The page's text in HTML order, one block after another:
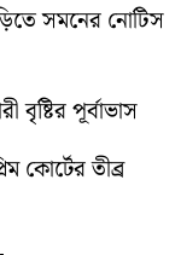
সমনের নোটিস
পূর্বাভাস
কোর্টের তীব্র